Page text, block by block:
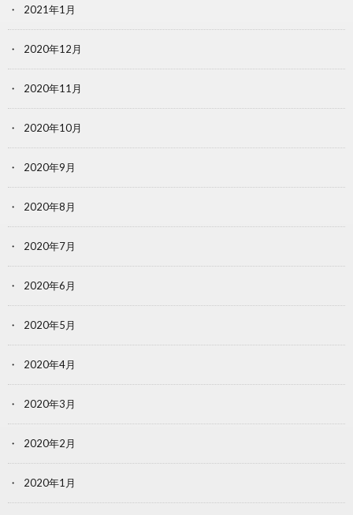
2021年1月
2020年12月
2020年11月
2020年10月
2020年9月
2020年8月
2020年7月
2020年6月
2020年5月
2020年4月
2020年3月
2020年2月
2020年1月